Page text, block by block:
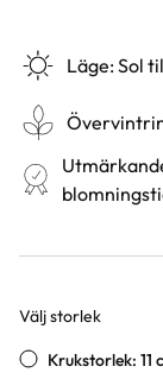
Läge:Sol
Välj storlek
Varianter
Krukstorlek: 11